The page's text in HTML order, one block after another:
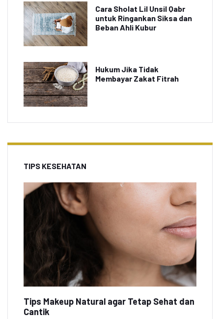
Cara Sholat Lil Unsil Qabr
untuk Ringankan Siksa dan
Beban Ahli Kubur
Hukum Jika Tidak
Membayar Zakat Fitrah
TIPS KESEHATAN
Tips Makeup Natural agar Tetap Sehat dan
Cantik